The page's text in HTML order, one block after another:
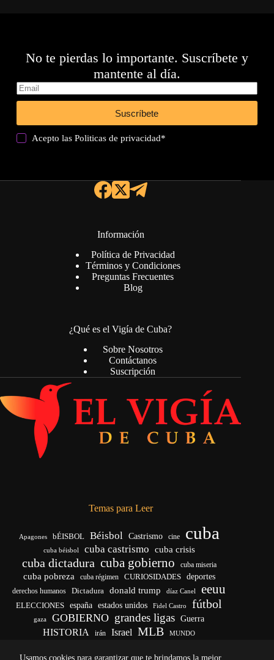
Usamos cookies para garantizar que te brindamos la mejor
No te pierdas lo importante. Suscríbete y
mantente al día.
Suscríbete
Acepto lasPoliticas de privacidad*
Información
Política de Privacidad
Términos y Condiciones
Preguntas Frecuentes
Blog
¿Qué es el Vigía de Cuba?
Sobre Nosotros
Contáctanos
Suscripción
Temas para Leer
Apagones bÉISBOL Béisbol Castrismo cine cuba
cuba béisbol cuba castrismo cuba crisis
cuba dictadura cuba gobierno cuba miseria
cuba pobreza cuba régimen CURIOSIDADES deportes
derechos humanos Dictadura donald trump díaz Canel eeuu
ELECCIONES españa estados unidos Fidel Castro fútbol
gaza GOBIERNO grandes ligas Guerra
HISTORIA irán Israel MLB MUNDO